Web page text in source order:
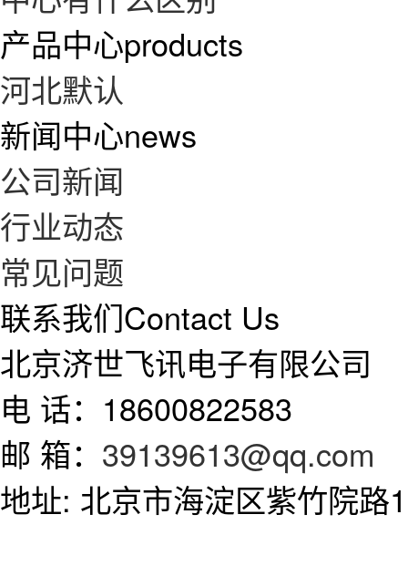
产品中心products
河北默认
新闻中心news
公司新闻
行业动态
常见问题
联系我们Contact Us
北京济世飞讯电子有限公司
电 话：18600822583
邮 箱： 39139613@qq.com
地址: 北京市海淀区紫竹院路